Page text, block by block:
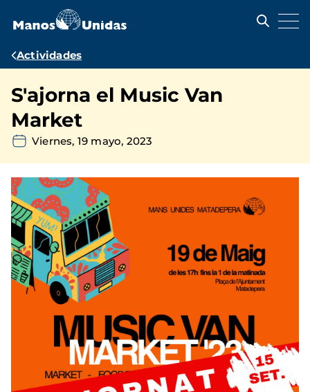
contenido
Ruta
navegación
Actividades
S'ajorna el Music Van
Market
Viernes, 19 mayo, 2023